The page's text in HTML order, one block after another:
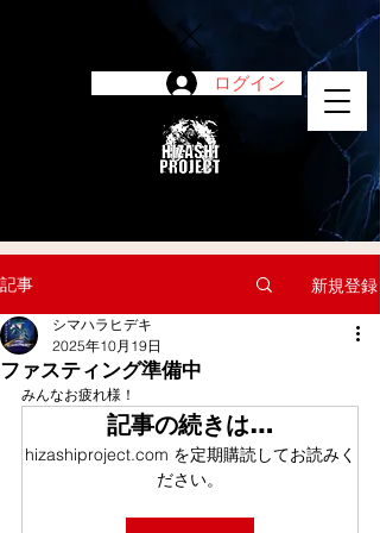
ログイン
記事 新規登録
ファスティング準備中
シマハラヒデキ
2025年10月19日
みんなお疲れ様！
記事の続きは…
hizashiproject.com を定期購読してお読みく
ださい。